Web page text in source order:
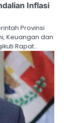
Inflasi
Provinsi
Keuangan dan
Rapat…